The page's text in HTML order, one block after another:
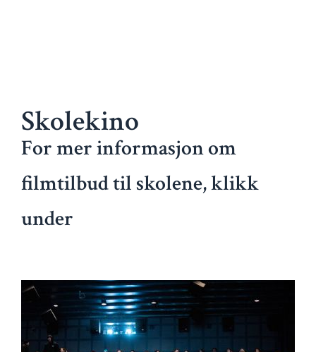
Skolekino
For mer informasjon om
filmtilbud til skolene, klikk
under